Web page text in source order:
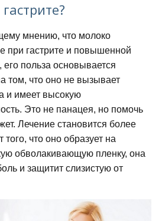
мнению, что молоко
при гастрите и повышенной
его польза основывается
том, что оно не вызывает
и имеет высокую
Это не панацея, но помочь
Лечение становится более
что оно образует на
обволакивающую пленку, она
и защитит слизистую от